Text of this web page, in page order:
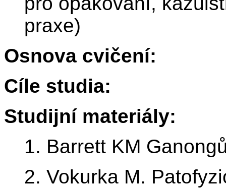
praxe)
Osnova cvičení:
Cíle studia:
Studijní materiály:
1. Barrett KM
2. Vokurka M.